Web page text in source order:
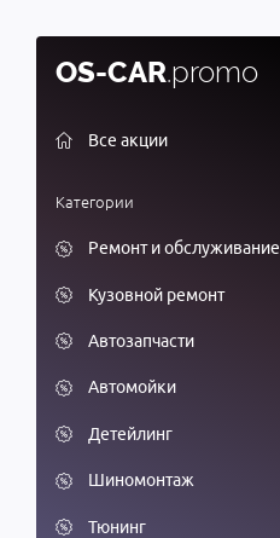
OS-CAR.promo
Все акции
Категории
Ремонт и обслуживание
Кузовной ремонт
Автозапчасти
Автомойки
Детейлинг
Шиномонтаж
Тюнинг